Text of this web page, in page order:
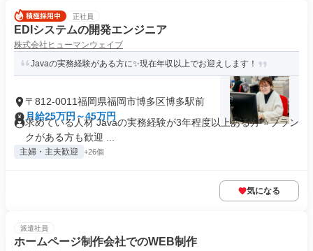
正社員
EDIシステムの開発エンジニア
株式会社ヒューマンウェイブ
Javaの実務経験がある方に✨現在年収以上でお迎えします！
〒812-0011福岡県福岡市博多区博多駅前
月給25万円～45万円
求めている人材 Javaの実務経験が3年程度以上ある方 ⭐ブラン
クがある方も歓迎 ...
主婦・主夫歓迎 +26個
気になる
派遣社員
ホームページ制作会社でのWEB制作